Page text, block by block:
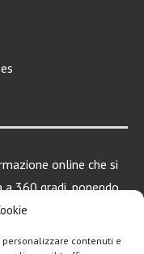
contenuti e
online che si
360 gradi, ponendo
Android, Apple e